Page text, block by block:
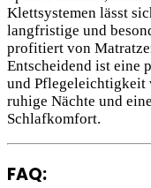
Klettsystemen lässt
langfristige und
profitiert von
Entscheidend ist eine
und Pflegeleichtigkeit
ruhige Nächte und
Schlafkomfort.
FAQ: